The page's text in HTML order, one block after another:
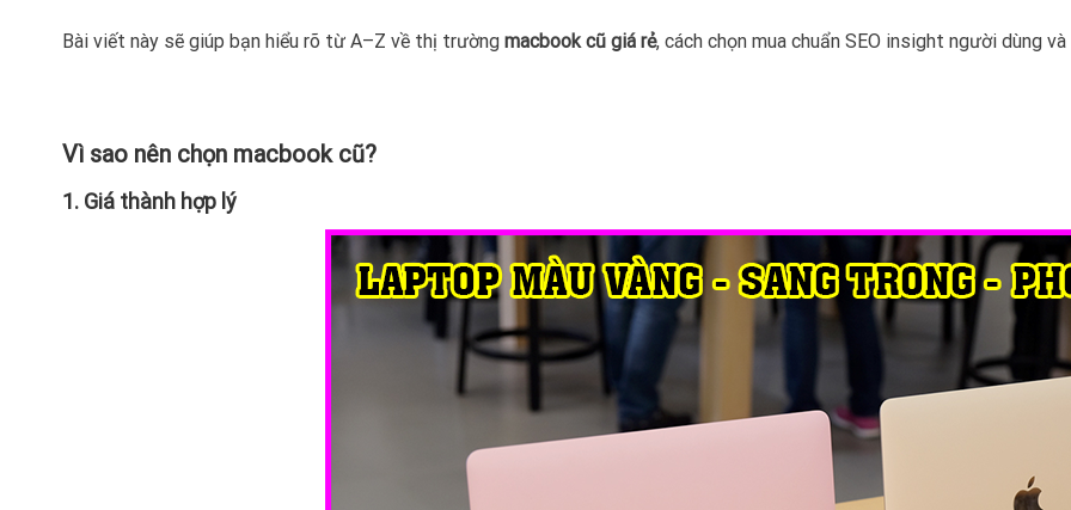
Bài viết này sẽ giúp bạn hiểu rõ từ A–Z về thị trường macbook cũ giá rẻ, cách chọn mua chuẩn SEO insight người dùng
Vì sao nên chọn macbook cũ?
1. Giá thành hợp lý